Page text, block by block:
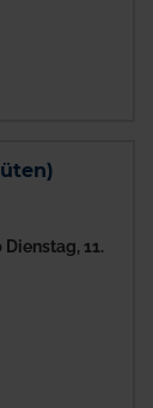
Dienstag, 11.